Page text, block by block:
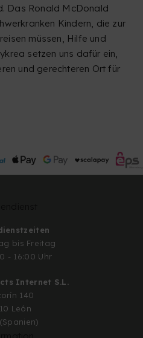
Das Ronald McDonald
Kindern, die zur
müssen, Hilfe und
setzen uns dafür ein,
und gerechteren Ort für
bis Freitag
- 16:00 Uhr
Internet S.L.
140
León